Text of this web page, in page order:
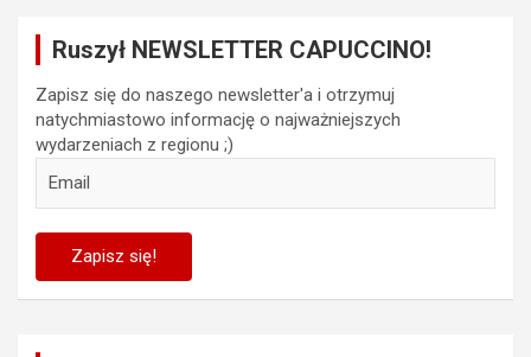
Ruszył NEWSLETTER CAPUCCINO!
Zapisz się do naszego newsletter'a i otrzymuj
natychmiastowo informację o najważniejszych
wydarzeniach z regionu ;)